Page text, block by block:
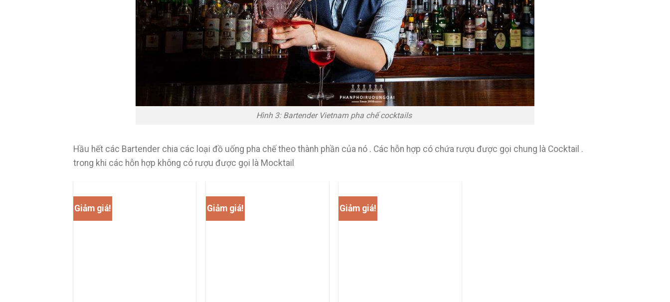
Hình 3: Bartender Vietnam pha chế cocktails
Hầu hết các Bartender chia các loại đồ uống pha chế theo thành phần của nó . Các hỗn hợp có chứa rượu được gọi chung là Cocktail .
trong khi các hỗn hợp không có rượu được gọi là Mocktail
Giảm giá! Giảm giá! Giảm giá!